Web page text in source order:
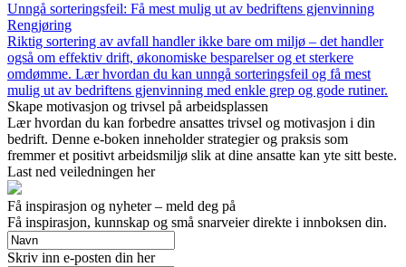
Unngå sorteringsfeil: Få mest mulig ut av bedriftens gjenvinning
Rengjøring
Riktig sortering av avfall handler ikke bare om miljø – det handler
også om effektiv drift, økonomiske besparelser og et sterkere
omdømme. Lær hvordan du kan unngå sorteringsfeil og få mest
mulig ut av bedriftens gjenvinning med enkle grep og gode rutiner.
Skape motivasjon og trivsel på arbeidsplassen
Lær hvordan du kan forbedre ansattes trivsel og motivasjon i din
bedrift. Denne e-boken inneholder strategier og praksis som
fremmer et positivt arbeidsmiljø slik at dine ansatte kan yte sitt beste.
Last ned veiledningen her
Få inspirasjon og nyheter – meld deg på
Få inspirasjon, kunnskap og små snarveier direkte i innboksen din.
Skriv inn e-posten din her